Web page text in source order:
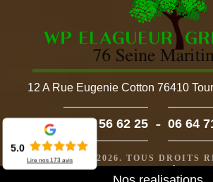
12 A Rue Eugenie Cotton 76410
02 52 56 62 25 - 06 64
©2022 - 2026. TOUS DROITS
5.0
Lire nos173 avis